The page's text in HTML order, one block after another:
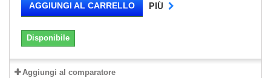
AGGIUNGI AL CARRELLO PIÙ
Disponibile
Aggiungi al comparatore